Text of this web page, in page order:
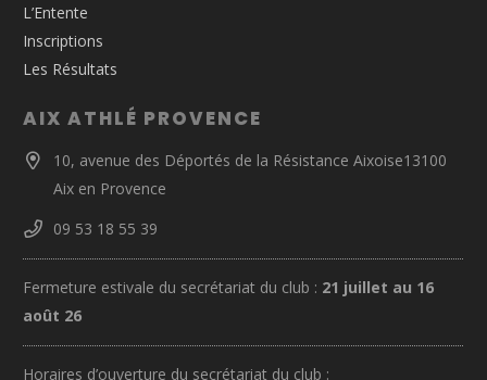
L’Entente
Inscriptions
Les Résultats
AIX ATHLÉ PROVENCE
10, avenue des Déportés de la Résistance Aixoise13100
Aix en Provence
09 53 18 55 39
Fermeture estivale du secrétariat du club : 21 juillet au 16
août 26
Horaires d’ouverture du secrétariat du club :